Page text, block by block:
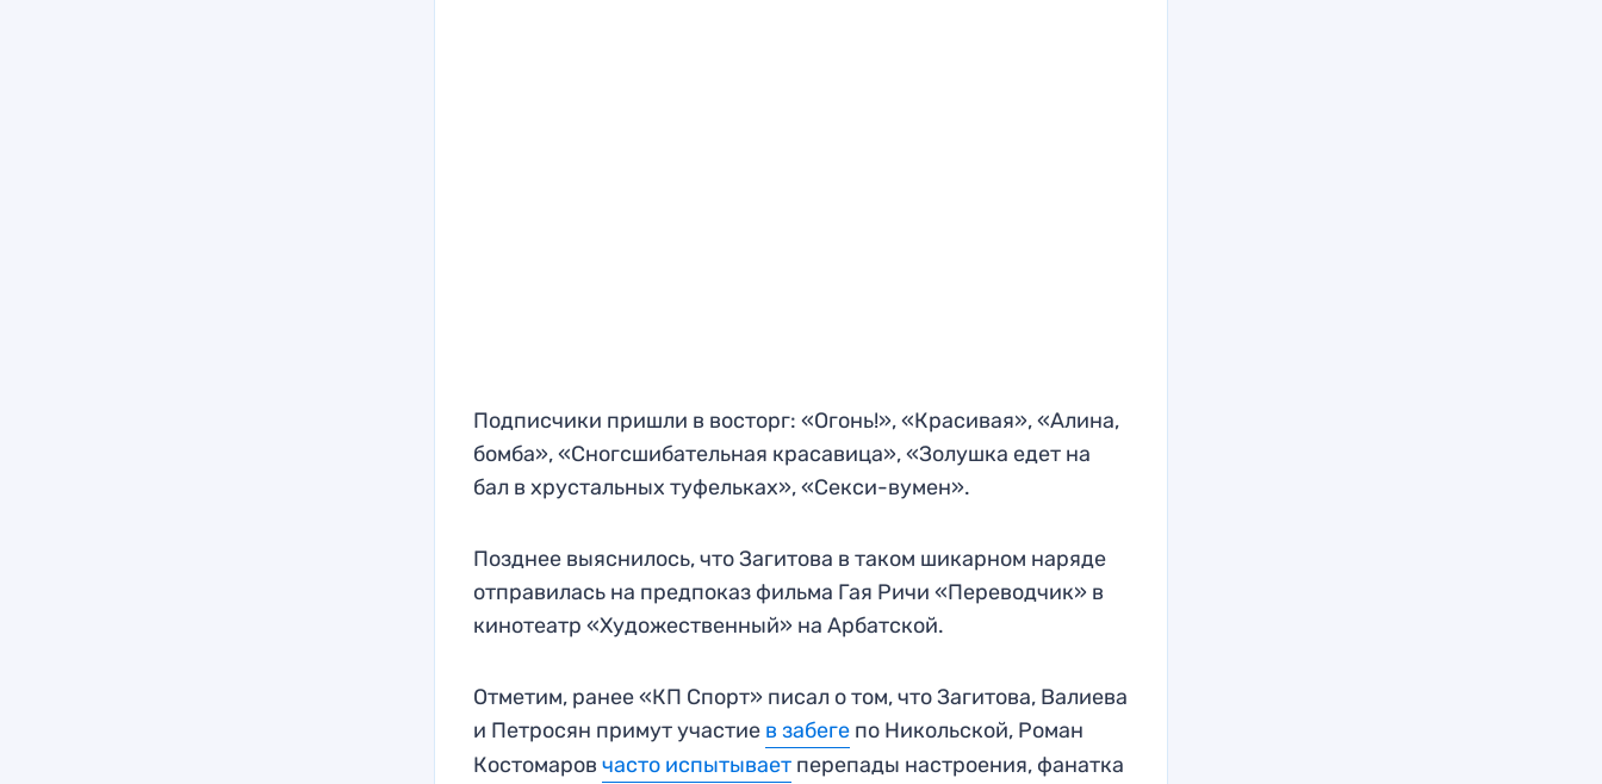
Подписчики пришли в восторг: «Огонь!», «Красивая», «Алина,
бомба», «Сногсшибательная красавица», «Золушка едет на
бал в хрустальных туфельках», «Секси-вумен».
Позднее выяснилось, что Загитова в таком шикарном наряде
отправилась на предпоказ фильма Гая Ричи «Переводчик» в
кинотеатр «Художественный» на Арбатской.
Отметим, ранее «КП Спорт» писал о том, что Загитова, Валиева
и Петросян примут участие в забеге по Никольской, Роман
Костомаровчасто испытывает перепады настроения, фанатка